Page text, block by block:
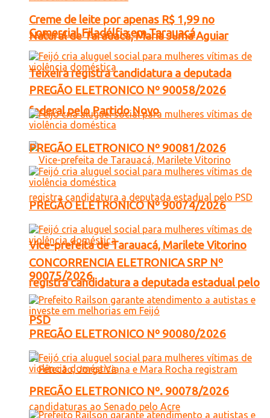
Natural de Tarauacá, Maria Juma Aguiar
Teixeira registra candidatura a deputada
federal pelo Partido Novo
Vice-prefeita de Tarauacá, Marilete Vitorino
registra candidatura a deputada estadual pelo
PSD
Creme de leite por apenas R$ 1,99 no
Comercial Filadélfia em Tarauacá
PREGÃO ELETRONICO Nº 90058/2026
PREGÃO ELETRONICO Nº 90081/2026
PREGÃO ELETRONICO Nº 90074/2026
CONCORRENCIA ELETRONICA SRP Nº
90075/2026
PREGÃO ELETRONICO Nº 90080/2026
PREGÃO ELETRONICO Nº. 90078/2026